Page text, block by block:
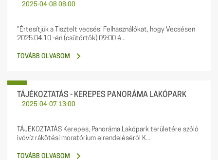
2025-04-08 08:00
"Értesítjük a Tisztelt vecsési Felhasználókat, hogy Vecsésen
2025.04.10 -én (csütörtök) 09:00 é...
TOVÁBB OLVASOM
TÁJÉKOZTATÁS - KEREPES PANORÁMA LAKÓPARK
2025-04-07 13:00
TÁJÉKOZTATÁS Kerepes, Panoráma Lakópark területére szóló
ivóvíz rákötési moratórium elrendeléséről K...
TOVÁBB OLVASOM